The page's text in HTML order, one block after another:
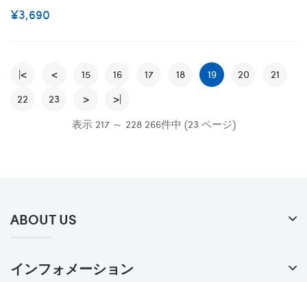
¥3,690
|< < 15 16 17 18 19 20
21
22
23 >
>|
表示 217 ～ 228 266件中 (23 ページ)
ABOUT US
インフォメーション